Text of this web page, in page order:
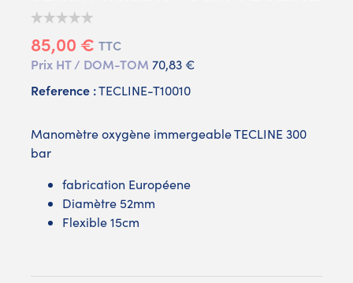
85,00 € TTC
Prix HT / DOM-TOM 70,83 €
Reference :TECLINE-T10010
Manomètre oxygène immergeable TECLINE 300
bar
fabrication Européene
Diamètre 52mm
Flexible 15cm